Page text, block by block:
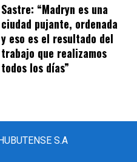
Sastre: “Madryn es una
ciudad pujante, ordenada
y eso es el resultado del
trabajo que realizamos
todos los días”
S.A